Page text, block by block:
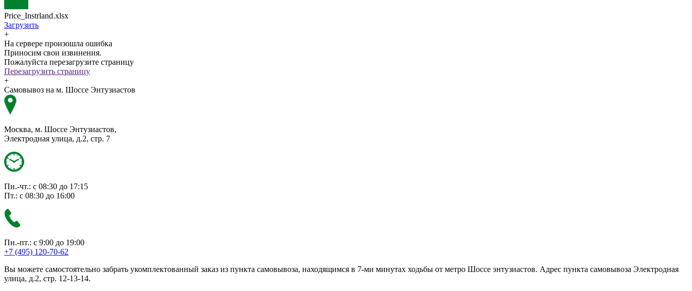
Price_Instrland.xlsx
Загрузить
+
На сервере произошла ошибка
Приносим свои извинения.
Пожалуйста перезагрузите страницу
Перезагрузить страницу
+
Самовывоз на м. Шоссе Энтузиастов
Москва, м. Шоссе Энтузиастов,
Электродная улица, д.2, стр. 7
Пн.-чт.: с 08:30 до 17:15
Пт.: с 08:30 до 16:00
Пн.-пт.: с 9:00 до 19:00
+7 (495) 120-70-62
Вы можете самостоятельно забрать укомплектованный заказ из пункта самовывоза, находящимся в 7-ми минутах ходьбы от метро Шоссе энтузиастов. Адрес пункта самовывоза Электродная
улица, д.2, стр. 12-13-14.